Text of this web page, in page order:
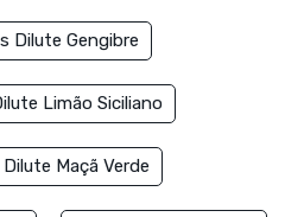
Dilute Gengibre
Limão Siciliano
Maçã Verde